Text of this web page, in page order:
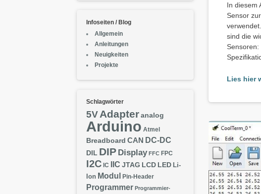
In diesem
Sensor
sind die
Lies hier
Infoseiten / Blog
Allgemein
Anleitungen
Neuigkeiten
Projekte
Schlagwörter
5VAdapter analog
Arduino Atmel
Breadboard CAN DC-DC
DIL DIP Display FFC FPC
I2C IC IIC JTAG LCD LED Li-
Ion Modul Pin-Header
Programmer Programmier-